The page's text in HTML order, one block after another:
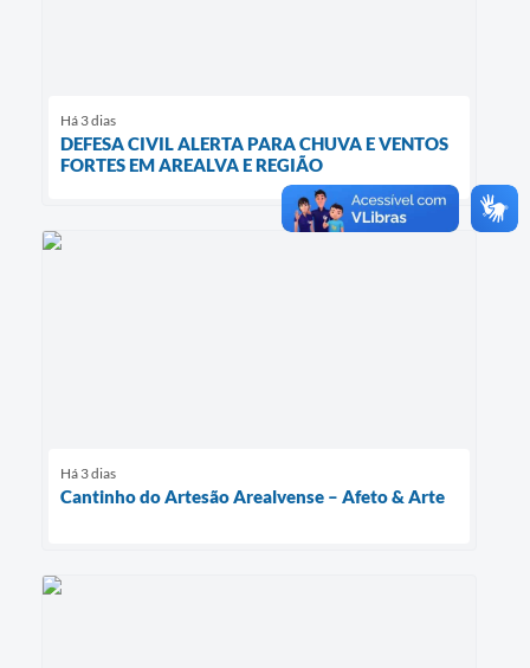
Há 3 dias
DEFESA CIVIL ALERTA PARA CHUVA E VENTOS
FORTES EM AREALVA E REGIÃO
Há 3 dias
Cantinho do Artesão Arealvense – Afeto & Arte